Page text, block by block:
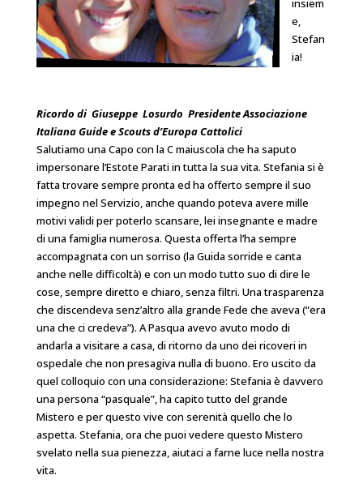
insiem
e,
Stefan
ia!
Ricordo di Giuseppe Losurdo Presidente Associazione
Italiana Guide e Scouts d’Europa Cattolici
Salutiamo una Capo con la C maiuscola che ha saputo
impersonare l’Estote Parati in tutta la sua vita. Stefania si è
fatta trovare sempre pronta ed ha offerto sempre il suo
impegno nel Servizio, anche quando poteva avere mille
motivi validi per poterlo scansare, lei insegnante e madre
di una famiglia numerosa. Questa offerta l’ha sempre
accompagnata con un sorriso (la Guida sorride e canta
anche nelle difficoltà) e con un modo tutto suo di dire le
cose, sempre diretto e chiaro, senza filtri. Una trasparenza
che discendeva senz’altro alla grande Fede che aveva (“era
una che ci credeva”). A Pasqua avevo avuto modo di
andarla a visitare a casa, di ritorno da uno dei ricoveri in
ospedale che non presagiva nulla di buono. Ero uscito da
quel colloquio con una considerazione: Stefania è davvero
una persona “pasquale”, ha capito tutto del grande
Mistero e per questo vive con serenità quello che lo
aspetta. Stefania, ora che puoi vedere questo Mistero
svelato nella sua pienezza, aiutaci a farne luce nella nostra
vita.